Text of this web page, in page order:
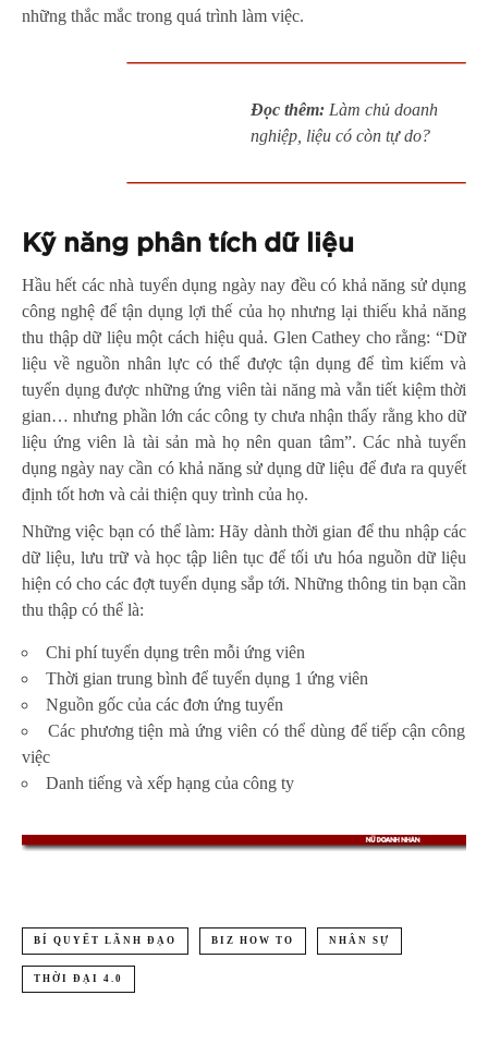
những thắc mắc trong quá trình làm việc.
Đọc thêm: Làm chủ doanh
nghiệp, liệu có còn tự do?
Kỹ năng phân tích dữ liệu
Hầu hết các nhà tuyển dụng ngày nay đều có khả năng sử dụng
công nghệ để tận dụng lợi thế của họ nhưng lại thiếu khả năng
thu thập dữ liệu một cách hiệu quả. Glen Cathey cho rằng: “Dữ
liệu về nguồn nhân lực có thể được tận dụng để tìm kiếm và
tuyển dụng được những ứng viên tài năng mà vẫn tiết kiệm thời
gian… nhưng phần lớn các công ty chưa nhận thấy rằng kho dữ
liệu ứng viên là tài sản mà họ nên quan tâm”. Các nhà tuyển
dụng ngày nay cần có khả năng sử dụng dữ liệu để đưa ra quyết
định tốt hơn và cải thiện quy trình của họ.
Những việc bạn có thể làm: Hãy dành thời gian để thu nhập các
dữ liệu, lưu trữ và học tập liên tục để tối ưu hóa nguồn dữ liệu
hiện có cho các đợt tuyển dụng sắp tới. Những thông tin bạn cần
thu thập có thể là:
Chi phí tuyển dụng trên mỗi ứng viên
Thời gian trung bình để tuyển dụng 1 ứng viên
Nguồn gốc của các đơn ứng tuyển
Các phương tiện mà ứng viên có thể dùng để tiếp cận công
việc
Danh tiếng và xếp hạng của công ty
BÍ QUYẾT LÃNH ĐẠO BIZ HOW TO NHÂN SỰ
THỜI ĐẠI 4.0